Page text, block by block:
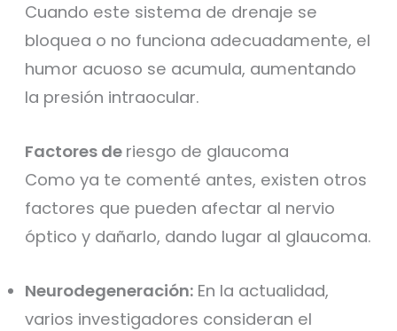
Cuando este sistema de drenaje se
bloquea o no funciona adecuadamente, el
humor acuoso se acumula, aumentando
la presión intraocular.
Factores de riesgo de glaucoma
Como ya te comenté antes, existen otros
factores que pueden afectar al nervio
óptico y dañarlo, dando lugar al glaucoma.
Neurodegeneración: En la actualidad,
varios investigadores consideran el